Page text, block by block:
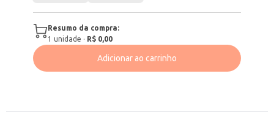
Resumo da compra:
1 unidade · R$ 0,00
Adicionar ao carrinho